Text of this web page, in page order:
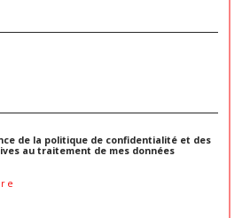
de la politique de confidentialité et des
au traitement de mes données